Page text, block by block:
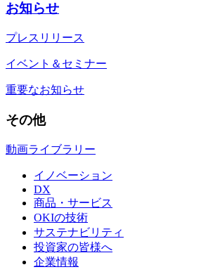
お知らせ
プレスリリース
イベント＆セミナー
重要なお知らせ
その他
動画ライブラリー
イノベーション
DX
商品・サービス
OKIの技術
サステナビリティ
投資家の皆様へ
企業情報